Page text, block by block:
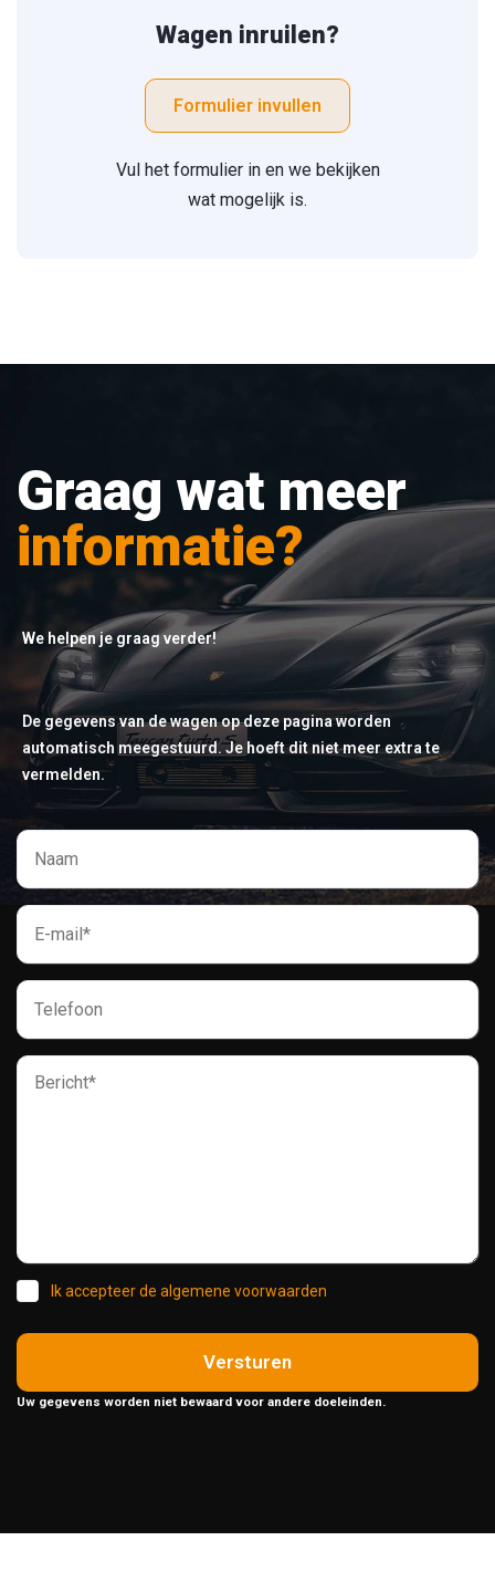
Wagen inruilen?
Formulier invullen
Vul het formulier in en we bekijken
wat mogelijk is.
Graag wat meer
informatie?
We helpen je graag verder!
De gegevens van de wagen op deze pagina worden
automatisch meegestuurd. Je hoeft dit niet meer extra te
vermelden.
Ik accepteer de algemene voorwaarden
Versturen
Uw gegevens worden niet bewaard voor andere doeleinden.